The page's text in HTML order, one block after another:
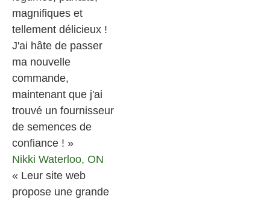
magnifiques et
tellement délicieux !
J'ai hâte de passer
ma nouvelle
commande,
maintenant que j'ai
trouvé un fournisseur
de semences de
confiance ! »
Nikki Waterloo, ON
« Leur site web
propose une grande